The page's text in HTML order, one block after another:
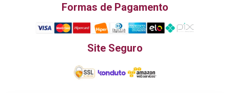
Formas de Pagamento
Site Seguro